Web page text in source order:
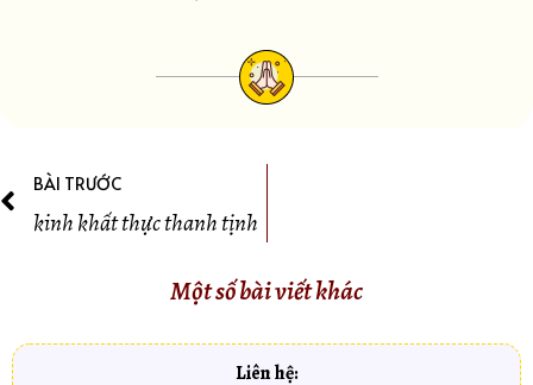
BÀI TRƯỚC
kinh khất thực thanh tịnh
Một số bài viết khác
Liên hệ: